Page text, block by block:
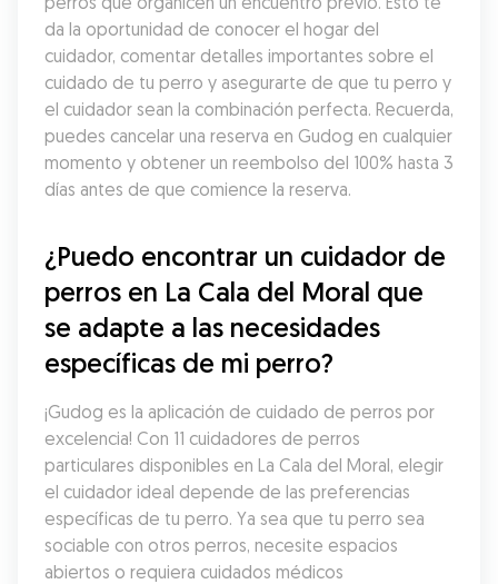
da la oportunidad de conocer el hogar del
cuidador, comentar detalles importantes sobre el
cuidado de tu perro y asegurarte de que tu perro y
el cuidador sean la combinación perfecta. Recuerda,
puedes cancelar una reserva en Gudog en cualquier
momento y obtener un reembolso del 100% hasta 3
días antes de que comience la reserva.
¿Puedo encontrar un cuidador de
perros en La Cala del Moral que
se adapte a las necesidades
específicas de mi perro?
¡Gudog es la aplicación de cuidado de perros por
excelencia! Con 11 cuidadores de perros
particulares disponibles en La Cala del Moral, elegir
el cuidador ideal depende de las preferencias
específicas de tu perro. Ya sea que tu perro sea
sociable con otros perros, necesite espacios
abiertos o requiera cuidados médicos